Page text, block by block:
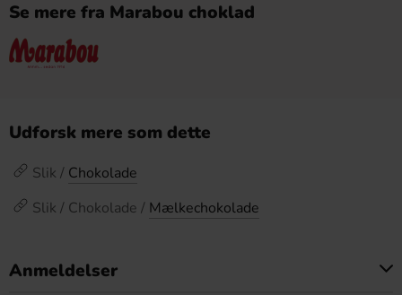
Se mere fra Marabou choklad
Udforsk mere som dette
Slik / Chokolade
Slik / Chokolade / Mælkechokolade
Anmeldelser